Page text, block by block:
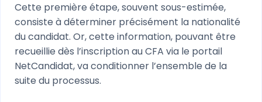
Cette première étape, souvent sous-estimée,
consiste à déterminer précisément la nationalité
du candidat. Or, cette information, pouvant être
recueillie dès l’inscription au CFA via le portail
NetCandidat, va conditionner l’ensemble de la
suite du processus.